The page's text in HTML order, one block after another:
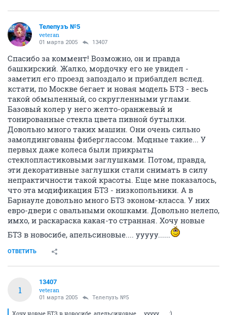
Телепузъ №5
veteran
01 марта 2005 13407
Спасибо за коммент! Возможно, он и правда
башкирский. Жалко, мордочку его не увидел -
заметил его проезд запоздало и прибалдел вслед.
кстати, по Москве бегает и новая модель БТЗ - весь
такой обмыленный, со скругленными углами.
Базовый колер у него желто-оранжевый и
тонированные стекла цвета пивной бутылки.
Довольно много таких машин. Они очень сильно
замолдингованы фиберглассом. Модные такие... У
первых даже колеса были прикрыты
стеклопластиковыми заглушками. Потом, правда,
эти декоративные заглушки стали снимать в силу
непрактичности такой красоты. Еще мне показалось,
что эта модификация БТЗ - низкопольники. А в
Барнауле довольно много БТЗ эконом-класса. У них
евро-двери с овальными окошками. Довольно нелепо,
имхо, и раскараска какая-то странная. Хочу новые
БТЗ в новосибе, апельсиновые.... ууууу......
ОТВЕТИТЬ
1
13407
veteran
01 марта 2005 Телепузъ №5
Хочу новые БТЗ в новосибе, апельсиновые.... ууууу...... :)